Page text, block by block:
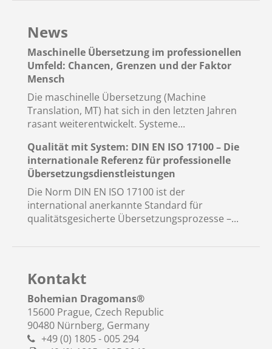
News
Maschinelle Übersetzung im professionellen
Umfeld: Chancen, Grenzen und der Faktor
Mensch
Die maschinelle Übersetzung (Machine
Translation, MT) hat sich in den letzten Jahren
rasant weiterentwickelt. Systeme...
Qualität mit System: DIN EN ISO 17100 – Die
internationale Referenz für professionelle
Übersetzungsdienstleistungen
Die Norm DIN EN ISO 17100 ist der
international anerkannte Standard für
qualitätsgesicherte Übersetzungsprozesse –...
Kontakt
Bohemian Dragomans®
15600 Prague, Czech Republic
90480 Nürnberg, Germany
+49 (0) 1805 - 005 294